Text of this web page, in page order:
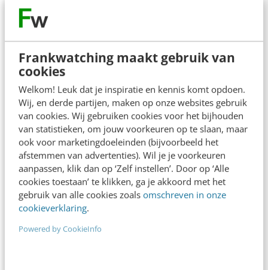
Frankwatching maakt gebruik van
cookies
Welkom! Leuk dat je inspiratie en kennis komt opdoen.
Wij, en derde partijen, maken op onze websites gebruik
van cookies. Wij gebruiken cookies voor het bijhouden
van statistieken, om jouw voorkeuren op te slaan, maar
ook voor marketingdoeleinden (bijvoorbeeld het
afstemmen van advertenties). Wil je je voorkeuren
aanpassen, klik dan op ‘Zelf instellen’. Door op ‘Alle
cookies toestaan’ te klikken, ga je akkoord met het
gebruik van alle cookies zoals omschreven in onze
cookieverklaring.
Powered by CookieInfo
redactie@frankwatching.com
+31 30 200 1045
Tarieven
Meer contactopties
Frankwatching
Adverteren
Contact
Nieuwsbrieven